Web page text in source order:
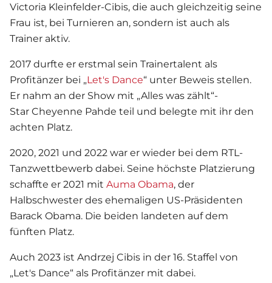
Victoria Kleinfelder-Cibis, die auch gleichzeitig seine
Frau ist, bei Turnieren an, sondern ist auch als
Trainer aktiv.
2017 durfte er erstmal sein Trainertalent als
Profitänzer bei „Let's Dance“ unter Beweis stellen.
Er nahm an der Show mit „Alles was zählt“-
Star Cheyenne Pahde teil und belegte mit ihr den
achten Platz.
2020, 2021 und 2022 war er wieder bei dem RTL-
Tanzwettbewerb dabei. Seine höchste Platzierung
schaffte er 2021 mit Auma Obama, der
Halbschwester des ehemaligen US-Präsidenten
Barack Obama. Die beiden landeten auf dem
fünften Platz.
Auch 2023 ist Andrzej Cibis in der 16. Staffel von
„Let's Dance“ als Profitänzer mit dabei.